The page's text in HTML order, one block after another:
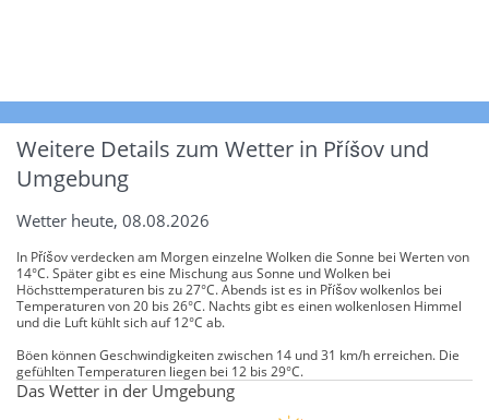
Weitere Details zum Wetter in Příšov und
Umgebung
Wetter heute, 08.08.2026
In Příšov verdecken am Morgen einzelne Wolken die Sonne bei Werten von
14°C. Später gibt es eine Mischung aus Sonne und Wolken bei
Höchsttemperaturen bis zu 27°C. Abends ist es in Příšov wolkenlos bei
Temperaturen von 20 bis 26°C. Nachts gibt es einen wolkenlosen Himmel
und die Luft kühlt sich auf 12°C ab.
Böen können Geschwindigkeiten zwischen 14 und 31 km/h erreichen. Die
gefühlten Temperaturen liegen bei 12 bis 29°C.
Das Wetter in der Umgebung